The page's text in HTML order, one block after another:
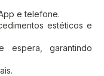
e telefone.
estéticos e
garantindo